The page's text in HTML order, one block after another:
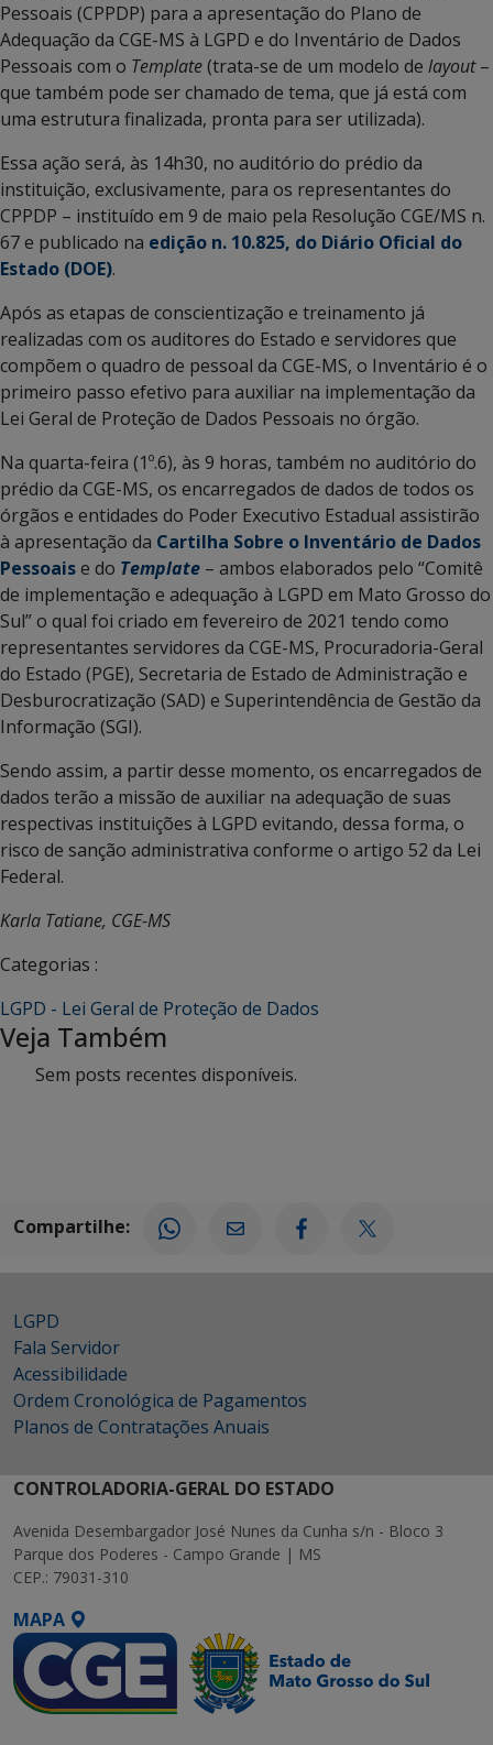
Pessoais (CPPDP) para a apresentação do Plano de
Adequação da CGE-MS à LGPD e do Inventário de Dados
Pessoais com o Template(trata-se de um modelo de layout–
que também pode ser chamado de tema, que já está com
uma estrutura finalizada, pronta para ser utilizada).
Essa ação será, às 14h30, no auditório do prédio da
instituição, exclusivamente, para os representantes do
CPPDP – instituído em 9 de maio pela Resolução CGE/MS n.
67 e publicado na edição n. 10.825, do Diário Oficial do
Estado (DOE).
Após as etapas de conscientização e treinamento já
realizadas com os auditores do Estado e servidores que
compõem o quadro de pessoal da CGE-MS, o Inventário é o
primeiro passo efetivo para auxiliar na implementação da
Lei Geral de Proteção de Dados Pessoais no órgão.
Na quarta-feira (1º.6), às 9 horas, também no auditório do
prédio da CGE-MS, os encarregados de dados de todos os
órgãos e entidades do Poder Executivo Estadual assistirão
à apresentação da Cartilha Sobre o Inventário de Dados
Pessoaise do Template – ambos elaborados pelo “Comitê
de implementação e adequação à LGPD em Mato Grosso do
Sul” o qual foi criado em fevereiro de 2021 tendo como
representantes servidores da CGE-MS, Procuradoria-Geral
do Estado (PGE), Secretaria de Estado de Administração e
Desburocratização (SAD) e Superintendência de Gestão da
Informação (SGI).
Sendo assim, a partir desse momento, os encarregados de
dados terão a missão de auxiliar na adequação de suas
respectivas instituições à LGPD evitando, dessa forma, o
risco de sanção administrativa conforme o artigo 52 da Lei
Federal.
Karla Tatiane, CGE-MS
Categorias :
LGPD - Lei Geral de Proteção de Dados
Veja Também
Sem posts recentes disponíveis.
Compartilhe:
LGPD
Fala Servidor
Acessibilidade
Ordem Cronológica de Pagamentos
Planos de Contratações Anuais
CONTROLADORIA-GERAL DO ESTADO
Avenida Desembargador José Nunes da Cunha s/n - Bloco 3
Parque dos Poderes - Campo Grande | MS
CEP.: 79031-310
MAPA